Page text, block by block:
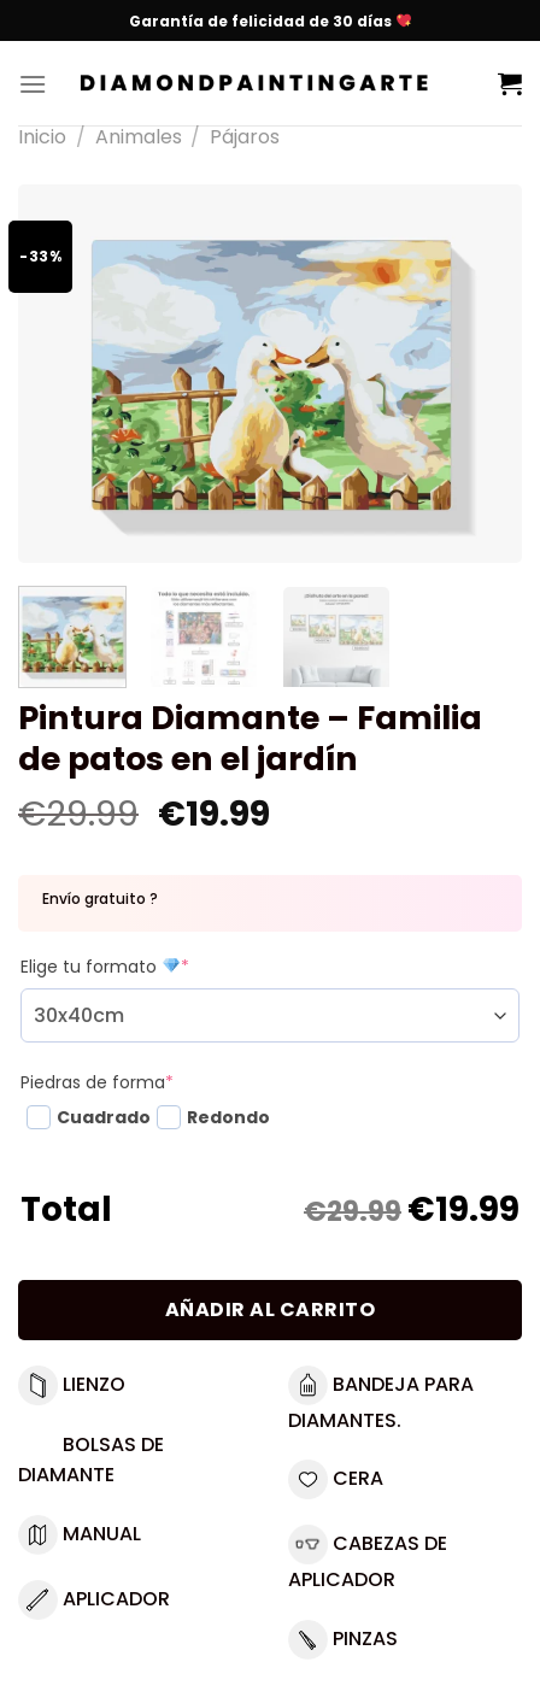
Garantía de felicidad de 30 días
Inicio / Animales / Pájaros
-33%
Pintura Diamante – Familia
de patos en el jardín
€29.99 €19.99
Envío gratuito ?
Elige tu formato *
Piedras de forma*
Cuadrado
Redondo
Total €29.99€19.99
AÑADIR AL CARRITO
LIENZO
BOLSAS DE
DIAMANTE
MANUAL
APLICADOR
BANDEJA PARA
DIAMANTES.
CERA
CABEZAS DE
APLICADOR
PINZAS